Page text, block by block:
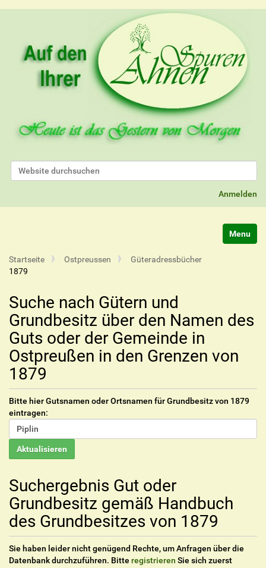
Website durchsuchen
Anmelden
Startseite Ostpreussen
Güteradressbücher
1879
Suche nach Gütern und
Grundbesitz über den Namen des
Guts oder der Gemeinde in
Ostpreußen in den Grenzen von
1879
Bitte hier Gutsnamen oder Ortsnamen für Grundbesitz von 1879
eintragen:
Suchergebnis Gut oder
Grundbesitz gemäß Handbuch
des Grundbesitzes von 1879
Sie haben leider nicht genügend Rechte, um Anfragen über die
Datenbank durchzuführen. Bitte registrieren Sie sich zuerst